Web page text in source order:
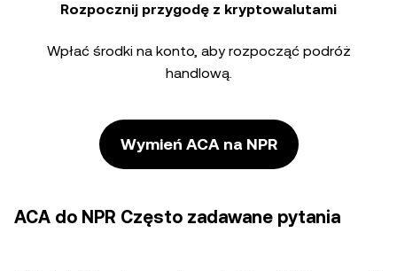
Rozpocznij przygodę z kryptowalutami
Wpłać środki na konto, aby rozpocząć podróż
handlową.
Wymień ACA na NPR
ACA do NPR Często zadawane pytania